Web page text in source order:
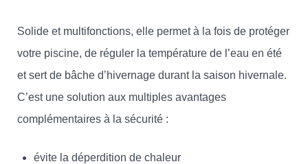
Solide et multifonctions, elle permet à la fois de protéger
votre piscine, de réguler la température de l’eau en été
et sert de bâche d’hivernage durant la saison hivernale.
C’est une solution aux multiples avantages
complémentaires à la sécurité :
évite la déperdition de chaleur